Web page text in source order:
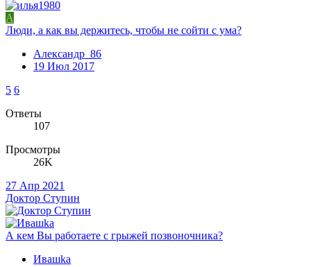
А
Люди, а как вы держитесь, чтобы не сойти с ума?
Александр_86
19 Июл 2017
5 6
Ответы
107
Просмотры
26K
27 Апр 2021
Доктор Ступин
А кем Вы работаете с грыжей позвоночника?
Ивашkа